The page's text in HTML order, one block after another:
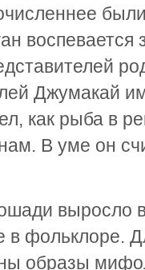
воспевается
Джумакай
как рыба в
В уме он
выросло
фольклоре.
образы